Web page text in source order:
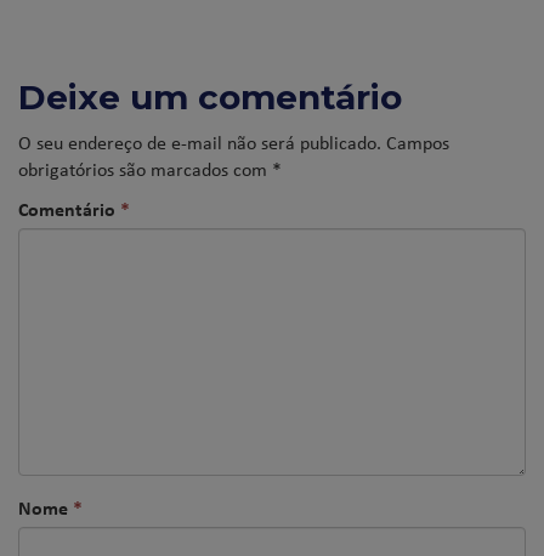
Deixe um comentário
O seu endereço de e-mail não será publicado. Campos
obrigatórios são marcados com *
Comentário *
Nome *